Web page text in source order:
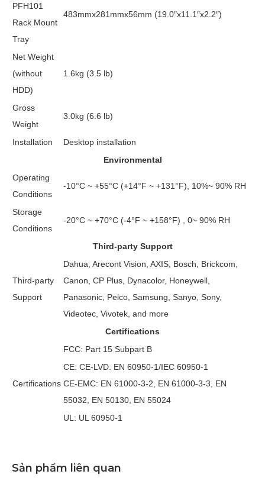
PFH101
Rack Mount
Tray
483mmx281mmx56mm (19.0″x11.1″x2.2″)
Net Weight
(without
HDD)
1.6kg (3.5 lb)
Gross
Weight
3.0kg (6.6 lb)
Installation
Desktop installation
Environmental
Operating
Conditions
-10°C ~ +55°C (+14°F ~ +131°F), 10%~ 90% RH
Storage
Conditions
-20°C ~ +70°C (-4°F ~ +158°F) , 0~ 90% RH
Third-party Support
Third-party
Support
Dahua, Arecont Vision, AXIS, Bosch, Brickcom,
Canon, CP Plus, Dynacolor, Honeywell,
Panasonic, Pelco, Samsung, Sanyo, Sony,
Videotec, Vivotek, and more
Certifications
Certifications
FCC: Part 15 Subpart B
CE: CE-LVD: EN 60950-1/IEC 60950-1
CE-EMC: EN 61000-3-2, EN 61000-3-3, EN
55032, EN 50130, EN 55024
UL: UL 60950-1
Sản phẩm liên quan